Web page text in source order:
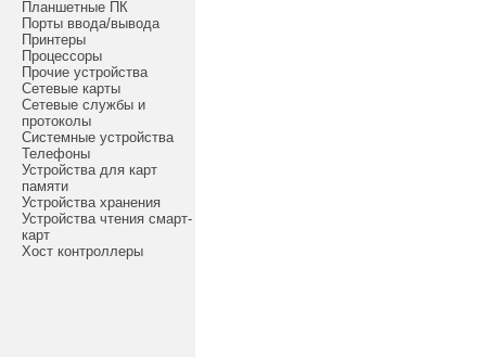
Планшетные ПК
Порты ввода/вывода
Принтеры
Процессоры
Прочие устройства
Сетевые карты
Сетевые службы и
протоколы
Системные устройства
Телефоны
Устройства для карт
памяти
Устройства хранения
Устройства чтения смарт-
карт
Хост контроллеры